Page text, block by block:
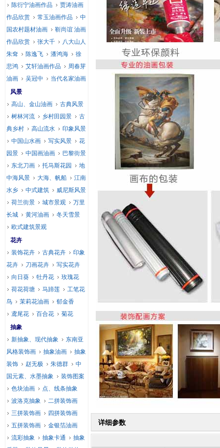
详细参数
陈衍宁油画作品
贾涛油画
作品欣赏
常玉油画作品
中
国农村题材油画
靳尚谊 油画
作品欣赏
张大千
八大山人
朱耷
陈逸飞 潘鸿海
徐
悲鸿
艾轩油画作品
周春芽
油画
吴冠中
当代名家油画
风景
高山、金山油画
古典风景
树林河流
乡村田园景
古
典乡村
高山流水
印象风景
中国山水画
写实风景
花
园景
中国画油画
巴黎街景
东北刀画
托马斯花园
地
中海风景
大海、帆船
江南
水乡
中式建筑
威尼斯风景
荷兰街景
城市景观
万里
长城
黄河油画
冬天雪景
欧式建筑景观
花卉
装饰花卉
古典花卉
印象
花卉
刀画花卉
写实花卉
向日葵
牡丹花
玫瑰花
荷花荷塘
马蹄莲
工笔花
鸟
茉莉花油画
郁金香
鸢尾花
百合花
菊花
抽象
新抽象、现代抽象
东南亚
风格装饰画
抽象油画
抽象
装饰
赵无极 朱德群
中
国元素、水墨抽象
装饰图案
色块油画
点、线条抽象
波洛克抽象
二拼装饰画
三拼装饰画
四拼装饰画
五拼装饰画
金银箔油画
流彩抽象
抽象卡通
抽象